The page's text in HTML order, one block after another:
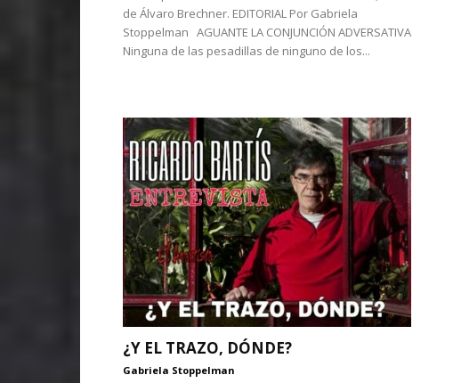
de Álvaro Brechner. EDITORIAL Por Gabriela
Stoppelman AGUANTE LA CONJUNCIÓN ADVERSATIVA
Ninguna de las pesadillas de ninguno de los...
¿Y EL TRAZO, DÓNDE?
Gabriela Stoppelman